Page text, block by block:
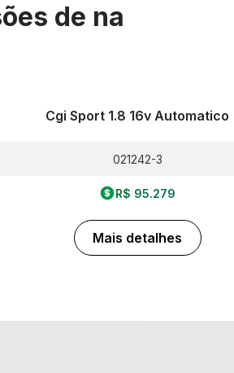
de na
Cgi Sport 1.8 16v Automatico
021242-3
R$ 95.279
Mais detalhes